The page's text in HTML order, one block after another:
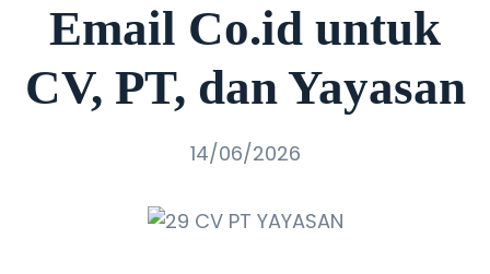
Email Co.id untuk
CV, PT, dan Yayasan
14/06/2026